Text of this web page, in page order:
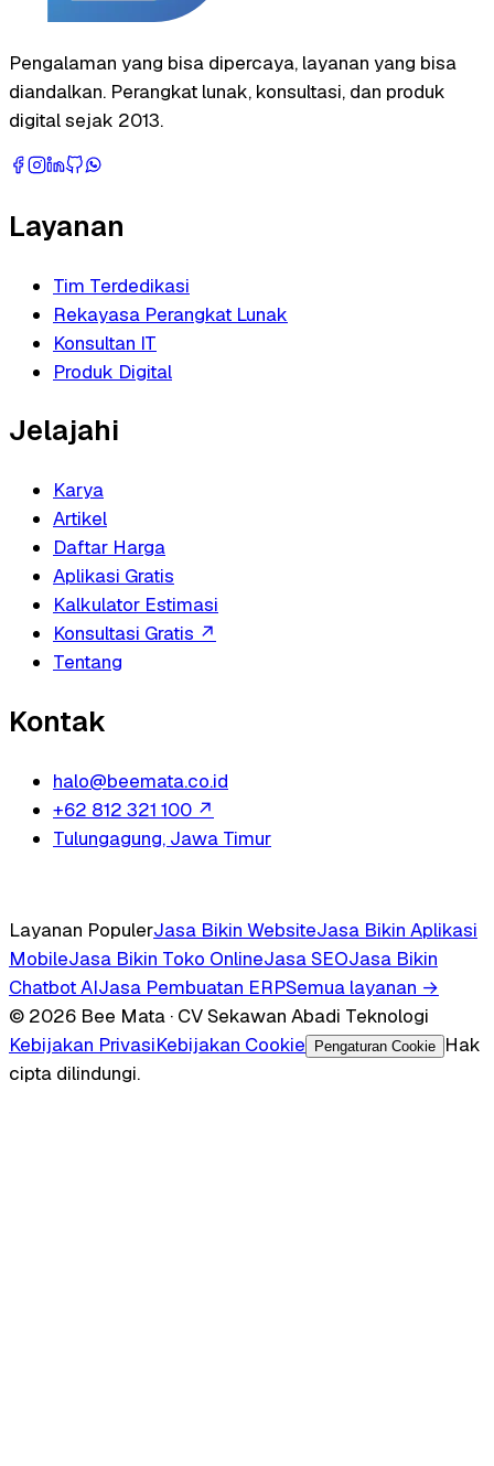
Pengalaman yang bisa dipercaya, layanan yang bisa
diandalkan. Perangkat lunak, konsultasi, dan produk
digital sejak 2013.
Layanan
Tim Terdedikasi
Rekayasa Perangkat Lunak
Konsultan IT
Produk Digital
Jelajahi
Karya
Artikel
Daftar Harga
Aplikasi Gratis
Kalkulator Estimasi
Konsultasi Gratis ↗
Tentang
Kontak
halo@beemata.co.id
+62 812 321 100 ↗
Tulungagung, Jawa Timur
Layanan PopulerJasa Bikin WebsiteJasa Bikin Aplikasi
MobileJasa Bikin Toko OnlineJasa SEOJasa Bikin
Chatbot AIJasa Pembuatan ERPSemua layanan →
© 2026 Bee Mata · CV Sekawan Abadi Teknologi
Kebijakan PrivasiKebijakan Cookie Pengaturan Cookie
Hak
cipta dilindungi.